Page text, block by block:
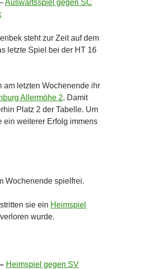
Auswärtsspiel gegen SC
steht zur Zeit auf dem
letzte Spiel bei der HT 16
am letzten Wochenende ihr
Allermöhe 2. Damit
Platz 2 der Tabelle. Um
ein weiterer Erfolg immens
Wochenende spielfrei.
sie ein Heimspiel
wurde.
Heimspiel gegen SV